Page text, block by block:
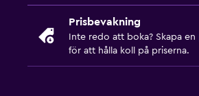
Prisbevakning
Inte redo att boka? Skapa en
för att hålla koll på priserna.